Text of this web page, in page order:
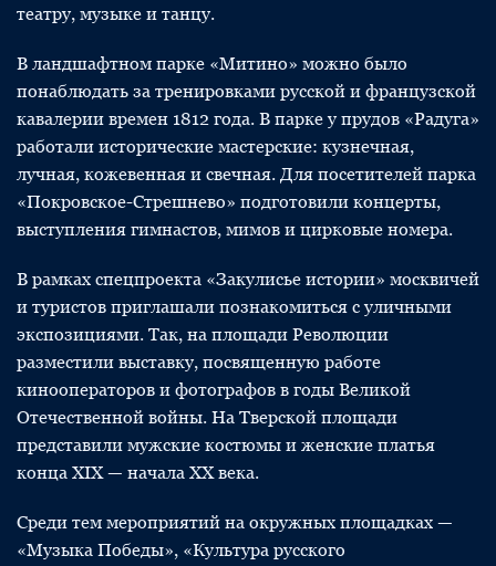
театру, музыке и танцу.
В ландшафтном парке «Митино» можно было
понаблюдать за тренировками русской и французской
кавалерии времен 1812 года. В парке у прудов «Радуга»
работали исторические мастерские: кузнечная,
лучная, кожевенная и свечная. Для посетителей парка
«Покровское-Стрешнево» подготовили концерты,
выступления гимнастов, мимов и цирковые номера.
В рамках спецпроекта «Закулисье истории» москвичей
и туристов приглашали познакомиться с уличными
экспозициями. Так, на площади Революции
разместили выставку, посвященную работе
кинооператоров и фотографов в годы Великой
Отечественной войны. На Тверской площади
представили мужские костюмы и женские платья
конца XIX — начала XX века.
Среди тем мероприятий на окружных площадках —
«Музыка Победы», «Культура русского